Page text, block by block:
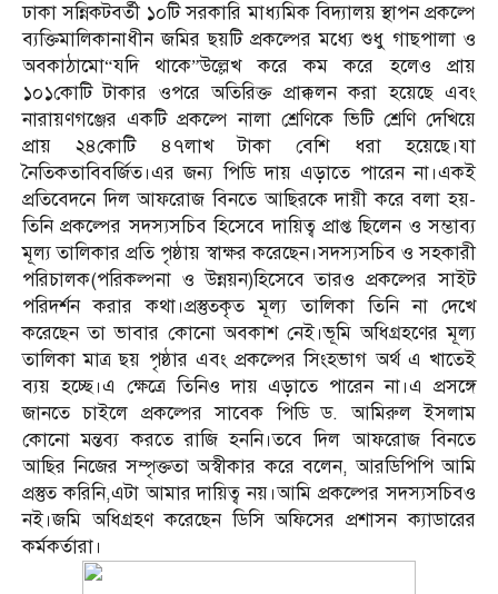
ঢাকা সন্নিকটবর্তী ১০টি সরকারি মাধ্যমিক বিদ্যালয় স্থাপন প্রকল্পে
ব্যক্তিমালিকানাধীন জমির ছয়টি প্রকল্পের মধ্যে শুধু গাছপালা ও
অবকাঠামো“যদি থাকে”উল্লেখ করে কম করে হলেও প্রায়
১০১কোটি টাকার ওপরে অতিরিক্ত প্রাক্কলন করা হয়েছে এবং
নারায়ণগঞ্জের একটি প্রকল্পে নালা শ্রেণিকে ভিটি শ্রেণি দেখিয়ে
প্রায় ২৪কোটি ৪৭লাখ টাকা বেশি ধরা হয়েছে।যা
নৈতিকতাবিবর্জিত।এর জন্য পিডি দায় এড়াতে পারেন না।একই
প্রতিবেদনে দিল আফরোজ বিনতে আছিরকে দায়ী করে বলা হয়-
তিনি প্রকল্পের সদস্যসচিব হিসেবে দায়িত্ব প্রাপ্ত ছিলেন ও সম্ভাব্য
মূল্য তালিকার প্রতি পৃষ্ঠায় স্বাক্ষর করেছেন।সদস্যসচিব ও সহকারী
পরিচালক(পরিকল্পনা ও উন্নয়ন)হিসেবে তারও প্রকল্পের সাইট
পরিদর্শন করার কথা।প্রস্তুতকৃত মূল্য তালিকা তিনি না দেখে
করেছেন তা ভাবার কোনো অবকাশ নেই।ভূমি অধিগ্রহণের মূল্য
তালিকা মাত্র ছয় পৃষ্ঠার এবং প্রকল্পের সিংহভাগ অর্থ এ খাতেই
ব্যয় হচ্ছে।এ ক্ষেত্রে তিনিও দায় এড়াতে পারেন না।এ প্রসঙ্গে
জানতে চাইলে প্রকল্পের সাবেক পিডি ড. আমিরুল ইসলাম
কোনো মন্তব্য করতে রাজি হননি।তবে দিল আফরোজ বিনতে
আছির নিজের সম্পৃক্ততা অস্বীকার করে বলেন, আরডিপিপি আমি
প্রস্তুত করিনি,এটা আমার দায়িত্ব নয়।আমি প্রকল্পের সদস্যসচিবও
নই।জমি অধিগ্রহণ করেছেন ডিসি অফিসের প্রশাসন ক্যাডারের
কর্মকর্তারা।